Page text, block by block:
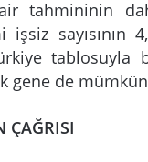
tahmininin
sayısının
tablosuyla
de
ÇAĞRISI